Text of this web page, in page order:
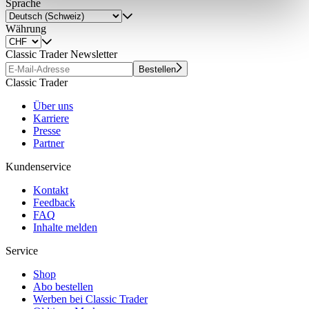
weiteren Daten zusammen, die Sie ihnen bereitgestellt
haben oder die sie im Rahmen Ihrer Nutzung der Dienste
gesammelt haben.Datenschutzerklärung
Sprache
Währung
Classic Trader Newsletter
Bestellen
Classic Trader
Über uns
Karriere
Presse
Partner
Kundenservice
Kontakt
Feedback
FAQ
Inhalte melden
Service
Shop
Abo bestellen
Werben bei Classic Trader